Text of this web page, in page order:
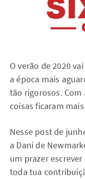
O verão de 2020
a época mais
tão rigorosos. Com
coisas ficaram
Nesse post de
a Dani de
um prazer
toda tua